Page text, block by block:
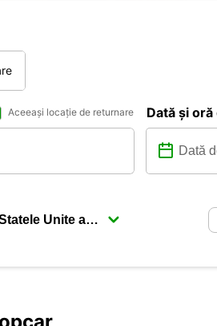
Aceeași locație de returnare Dată și